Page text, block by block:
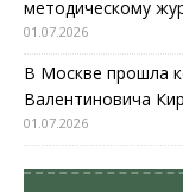
методическому
01.07.2026
В Москве прошла
Валентиновича
01.07.2026